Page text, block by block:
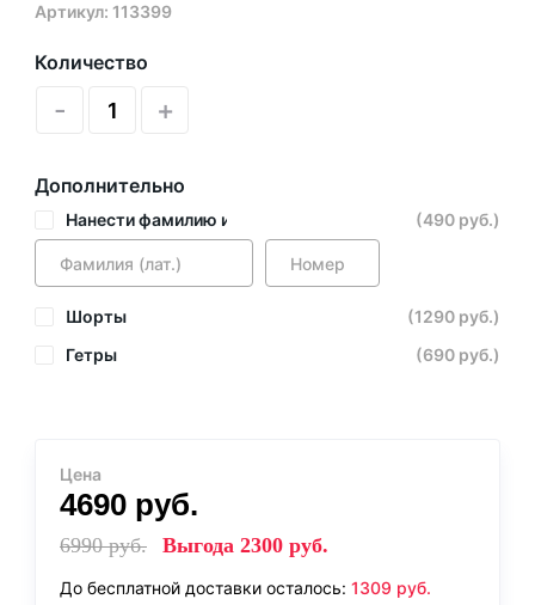
Артикул: 113399
Количество
- +
Дополнительно
Нанести фамилию и номер (490 руб.)
Шорты
(1290 руб.)
Гетры
(690 руб.)
Цена
4690 руб.
6990руб. Выгода 2300 руб.
До бесплатной доставки осталось: 1309 руб.